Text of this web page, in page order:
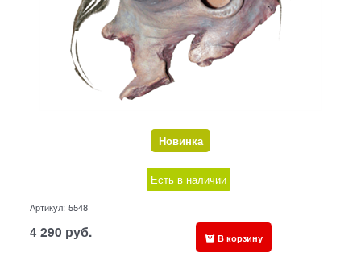
Новинка
Есть в наличии
Артикул: 5548
4 290 руб. В корзину